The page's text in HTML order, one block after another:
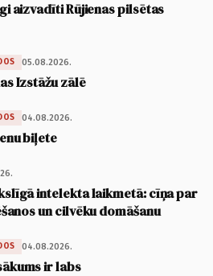
aizvadīti Rūjienas pilsētas
05.08.2026.
Izstāžu zālē
04.08.2026.
biļete
intelekta laikmetā: cīņa par
un cilvēku domāšanu
04.08.2026.
ir labs